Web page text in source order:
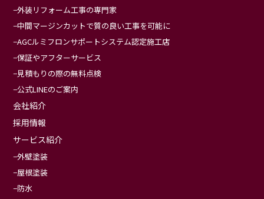
外装リフォーム工事の専門家
中間マージンカットで質の良い工事を可能に
AGCルミフロンサポートシステム認定施工店
保証やアフターサービス
見積もりの際の無料点検
公式LINEのご案内
会社紹介
採用情報
サービス紹介
外壁塗装
屋根塗装
防水